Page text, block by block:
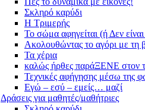
Σκληρό καρύδι
Η Τριμερής
Το σώμα αφηγείται (ή Δεν
Ακολουθώντας το αγόρι με τη
Τα χέρια
καλώς ήρθες παράΞΕΝΕ στον
Τεχνικές αφήγησης μέσω της
Εγώ – εσύ – εμείς… μαζί
Δράσεις για μαθητές/μαθήτριες